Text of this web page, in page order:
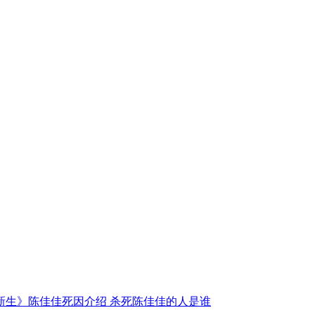
生》陈佳佳死因介绍 杀死陈佳佳的人是谁